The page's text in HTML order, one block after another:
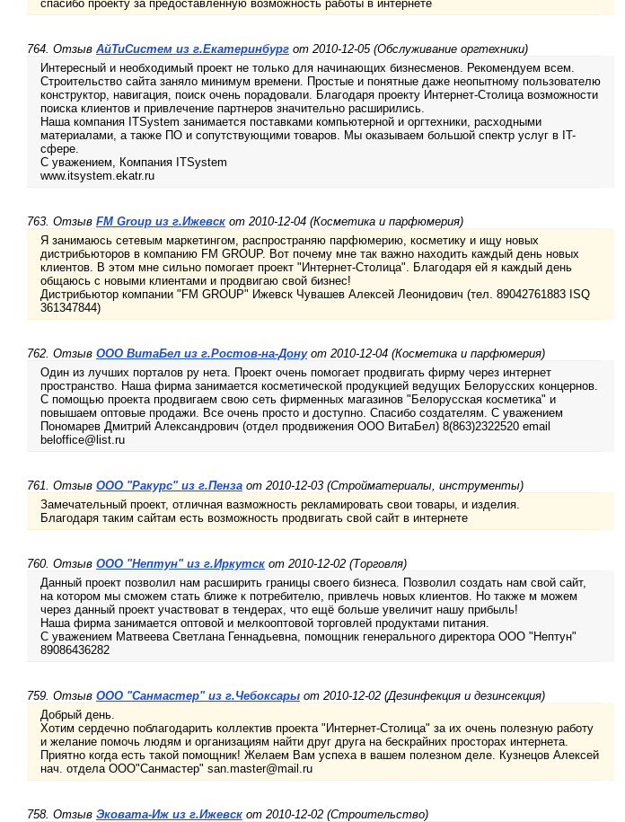
спасибо проекту за предоставленную возможность работы в интернете
764. Отзыв АйТиСистем из г.Екатеринбург от 2010-12-05 (Обслуживание оргтехники)
Интересный и необходимый проект не только для начинающих бизнесменов. Рекомендуем всем.
Строительство сайта заняло минимум времени. Простые и понятные даже неопытному пользователю
конструктор, навигация, поиск очень порадовали. Благодаря проекту Интернет-Столица возможности
поиска клиентов и привлечение партнеров значительно расширились.
Наша компания ITSystem занимается поставками компьютерной и оргтехники, расходными
материалами, а также ПО и сопутствующими товаров. Мы оказываем большой спектр услуг в IT-
сфере.
С уважением, Компания ITSystem
www.itsystem.ekatr.ru
763. Отзыв FM Group из г.Ижевск от 2010-12-04 (Косметика и парфюмерия)
Я занимаюсь сетевым маркетингом, распространяю парфюмерию, косметику и ищу новых
дистрибьюторов в компанию FM GROUP. Вот почему мне так важно находить каждый день новых
клиентов. В этом мне сильно помогает проект "Интернет-Столица". Благодаря ей я каждый день
общаюсь с новыми клиентами и продвигаю свой бизнес!
Дистрибьютор компании "FM GROUP" Ижевск Чувашев Алексей Леонидович (тел. 89042761883 ISQ
361347844)
762. Отзыв ООО ВитаБел из г.Ростов-на-Донуот 2010-12-04 (Косметика и парфюмерия)
Один из лучших порталов ру нета. Проект очень помогает продвигать фирму через интернет
пространство. Наша фирма занимается косметической продукцией ведущих Белорусских концернов.
С помощью проекта продвигаем свою сеть фирменных магазинов "Белорусская косметика" и
повышаем оптовые продажи. Все очень просто и доступно. Спасибо создателям. С уважением
Пономарев Дмитрий Александрович (отдел продвижения ООО ВитаБел) 8(863)2322520 email
beloffice@list.ru
761. Отзыв ООО "Ракурс" из г.Пенза от 2010-12-03 (Стройматериалы, инструменты)
Замечательный проект, отличная вазможность рекламировать свои товары, и изделия.
Благодаря таким сайтам есть возможность продвигать свой сайт в интернете
760. Отзыв ООО "Нептун" из г.Иркутск от 2010-12-02 (Торговля)
Данный проект позволил нам расширить границы своего бизнеса. Позволил создать нам свой сайт,
на котором мы сможем стать ближе к потребителю, привлечь новых клиентов. Но также м можем
через данный проект участвоват в тендерах, что ещё больше увеличит нашу прибыль!
Наша фирма занимается оптовой и мелкооптовой торговлей продуктами питания.
С уважением Матвеева Светлана Геннадьевна, помощник генерального директора ООО "Нептун"
89086436282
759. Отзыв ООО "Санмастер" из г.Чебоксары от 2010-12-02 (Дезинфекция и дезинсекция)
Добрый день.
Хотим сердечно поблагодарить коллектив проекта "Интернет-Столица" за их очень полезную работу
и желание помочь людям и организациям найти друг друга на бескрайних просторах интернета.
Приятно когда есть такой помощник! Желаем Вам успеха в вашем полезном деле. Кузнецов Алексей
нач. отдела ООО"Санмастер" san.master@mail.ru
758. Отзыв Эковата-Иж из г.Ижевск от 2010-12-02 (Строительство)